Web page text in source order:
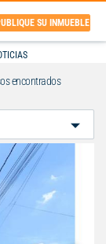
SU INMUEBLE
encontrados